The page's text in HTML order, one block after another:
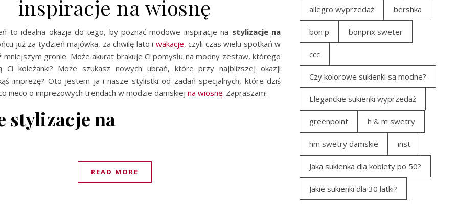
inspiracje na wiosnę
to idealna okazja do tego, by poznać modowe inspiracje na stylizacje na
już za tydzień majówka, za chwilę lato i wakacje, czyli czas wielu spotkań w
mniejszym gronie. Może akurat brakuje Ci pomysłu na modny zestaw, którego
Ci koleżanki? Może szukasz nowych ubrań, które przy najbliższej okazji
imprezę? Oto jestem ja i nasze stylistki od zadań specjalnych, które dziś
nieco o imprezowych trendach w modzie damskiej na wiosnę. Zapraszam!
stylizacje na
READ MORE
allegro wyprzedaż bershka
bon p bonprix sweter
ccc
Czy kolorowe sukienki są modne?
Eleganckie sukienki wyprzedaż
greenpoint h & m swetry
hm swetry damskie inst
Jaka sukienka dla kobiety po 50?
Jakie sukienki dla 30 latki?